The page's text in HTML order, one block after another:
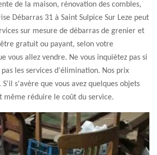
de la maison, rénovation des combles,
Débarras 31 à Saint Sulpice Sur Leze peut
sur mesure de débarras de grenier et
gratuit ou payant, selon votre
vous allez vendre. Ne vous inquiétez pas si
les services d'élimination. Nos prix
s'avère que vous avez quelques objets
même réduire le coût du service.